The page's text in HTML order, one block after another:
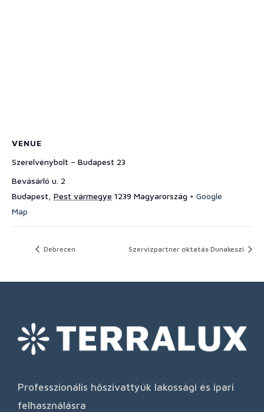
VENUE
Szerelvénybolt – Budapest 23
Bevásárló u. 2
Budapest Pest vármegye 1239 Magyarország + Google
Map
Debrecen Szervízpartner oktatás Dunakeszi
Professzionális hőszivattyúk lakossági és ipari
felhasználásra